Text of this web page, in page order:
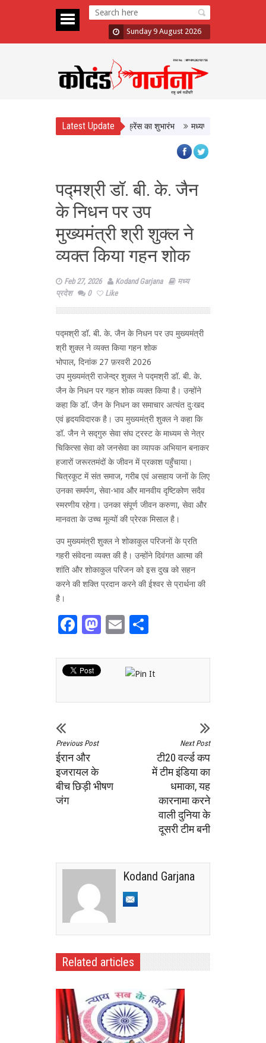
Sunday 9 August 2026
Latest Update
पर होगा मंथन, West Zone कॉन्फ्रेंस का शुभारंभ मध्यप्रदेश में निवेश के नए
पद्मश्री डॉ. बी. के. जैन
के निधन पर उप
मुख्यमंत्री श्री शुक्ल ने
व्यक्त किया गहन शोक
Feb 27, 2026 Kodand Garjana
मध्य
प्रदेश
0 Like
पद्मश्री डॉ. बी. के. जैन के निधन पर उप मुख्यमंत्री
श्री शुक्ल ने व्यक्त किया गहन शोक
भोपाल, दिनांक 27 फ़रवरी 2026
उप मुख्यमंत्री राजेन्द्र शुक्ल ने पद्मश्री डॉ. बी. के.
जैन के निधन पर गहन शोक व्यक्त किया है। उन्होंने
कहा कि डॉ. जैन के निधन का समाचार अत्यंत दुःखद
एवं हृदयविदारक है। उप मुख्यमंत्री शुक्ल ने कहा कि
डॉ. जैन ने सद्गुरु सेवा संघ ट्रस्ट के माध्यम से नेत्र
चिकित्सा सेवा को जनसेवा का व्यापक अभियान बनाकर
हजारों जरूरतमंदों के जीवन में प्रकाश पहुँचाया।
चित्रकूट में संत समाज, गरीब एवं असहाय जनों के लिए
उनका समर्पण, सेवा-भाव और मानवीय दृष्टिकोण सदैव
स्मरणीय रहेगा। उनका संपूर्ण जीवन करुणा, सेवा और
मानवता के उच्च मूल्यों की प्रेरक मिसाल है।
उप मुख्यमंत्री शुक्ल ने शोकाकुल परिजनों के प्रति
गहरी संवेदना व्यक्त की है। उन्होंने दिवंगत आत्मा की
शांति और शोकाकुल परिजन को इस दुख को सहन
करने की शक्ति प्रदान करने की ईश्वर से प्रार्थना की
है।
Facebook
Mastodon
Email
Previous Post
ईरान और
इजरायल के
बीच छिड़ी भीषण
जंग
Next Post
टी20 वर्ल्ड कप
में टीम इंडिया का
धमाका, यह
कारनामा करने
वाली दुनिया के
दूसरी टीम बनी
Kodand Garjana
Related articles